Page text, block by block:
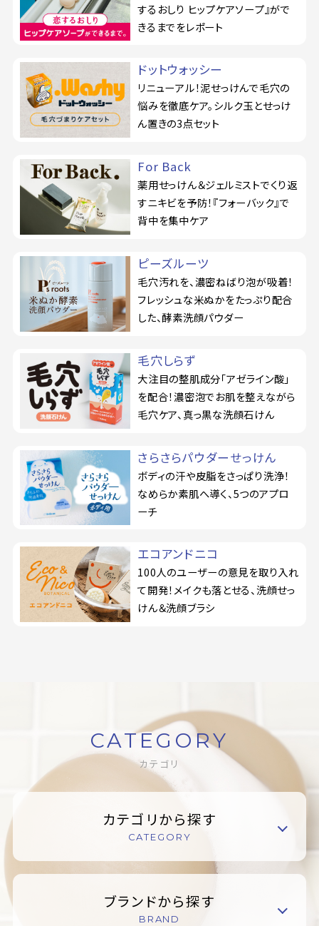
するおしり ヒップケアソープ』がで
きるまでをレポート
ドットウォッシー
リニューアル！泥せっけんで毛穴の
悩みを徹底ケア。シルク玉とせっけ
ん置きの3点セット
For Back
薬用せっけん＆ジェルミストでくり返
すニキビを予防！『フォーバック』で
背中を集中ケア
ピーズルーツ
毛穴汚れを、濃密ねばり泡が吸着！
フレッシュな米ぬかをたっぷり配合
した、酵素洗顔パウダー
毛穴しらず
大注目の整肌成分「アゼライン酸」
を配合！濃密泡でお肌を整えながら
毛穴ケア、真っ黒な洗顔石けん
さらさらパウダーせっけん
ボディの汗や皮脂をさっぱり洗浄！
なめらか素肌へ導く、5つのアプロ
ーチ
エコアンドニコ
100人のユーザーの意見を取り入れ
て開発！メイクも落とせる、洗顔せっ
けん＆洗顔ブラシ
CATEGORY
カテゴリ
カテゴリから探す
CATEGORY
ブランドから探す
BRAND